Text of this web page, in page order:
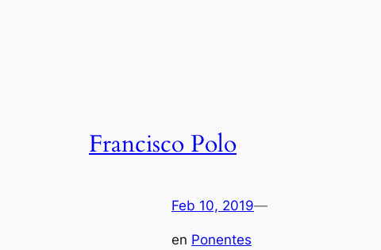
Francisco Polo
Feb 10, 2019—
en Ponentes